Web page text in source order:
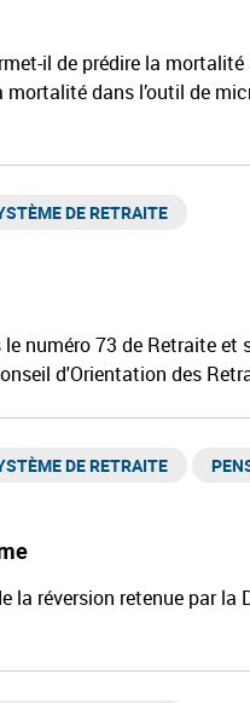
il de prédire la
dans l’outil de
DE RETRAITE
numéro 73 de Retraite et
d'Orientation des
DE RETRAITE
la réversion retenue par